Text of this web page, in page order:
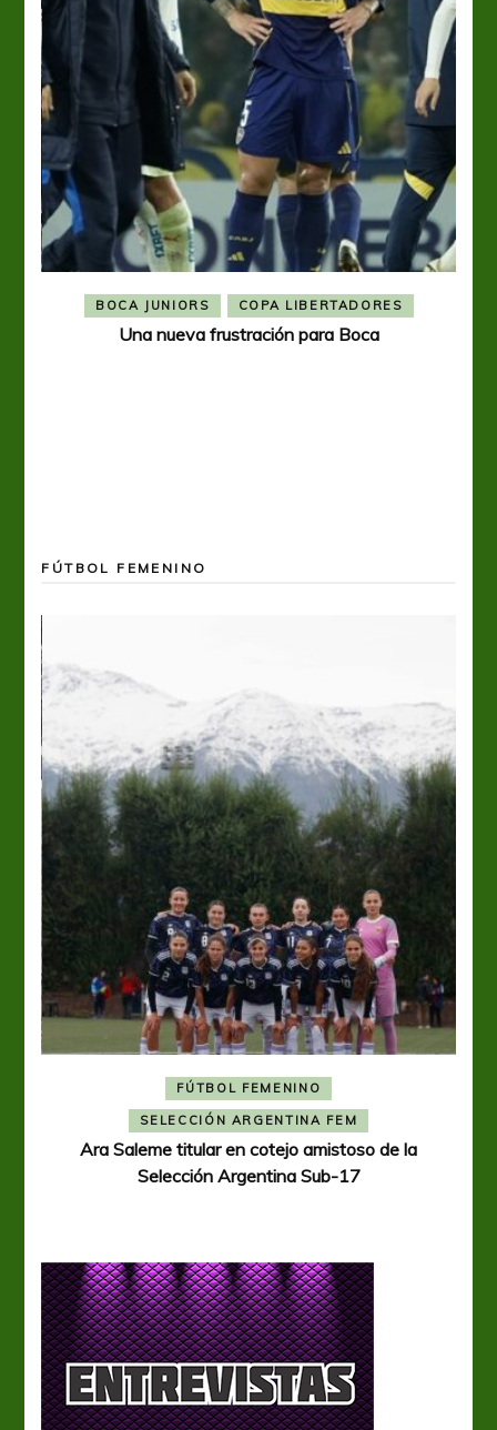
BOCA JUNIORS COPA LIBERTADORES
Una nueva frustración para Boca
FÚTBOL FEMENINO
FÚTBOL FEMENINO
SELECCIÓN ARGENTINA FEM
Ara Saleme titular en cotejo amistoso de la
Selección Argentina Sub-17